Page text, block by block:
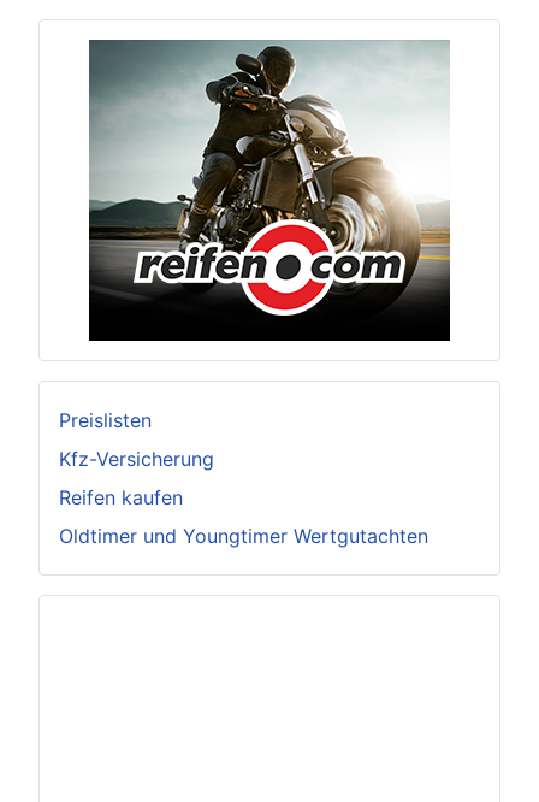
Preislisten
Kfz-Versicherung
Reifen kaufen
Oldtimer und Youngtimer Wertgutachten